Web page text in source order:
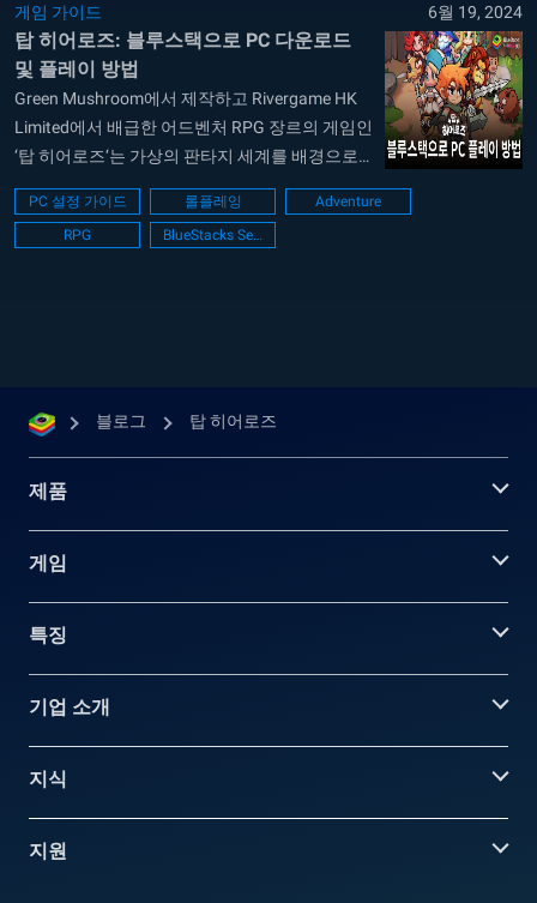
료로 아이템을 얻을 수도...
게임 가이드 6월 19, 2024
탑 히어로즈: 블루스택으로 PC 다운로드
및 플레이 방법
Green Mushroom에서 제작하고 Rivergame HK
Limited에서 배급한 어드벤처 RPG 장르의 게임인
‘탑 히어로즈‘는 가상의 판타지 세계를 배경으로
한 전략 기반의 게임입니다. 이 게임은 플레이어
가 다양한 영웅을 수집하고, 그들의 능력을 강화
하며 전투에 참여하는 것을 주요 게임 플레이로
PC 설정 가이드 롤플레잉
Adventure
RPG
BlueStacks Setup
블로그 탑 히어로즈
제품
게임
특징
기업 소개
지식
지원